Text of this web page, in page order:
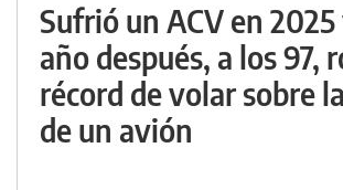
Sufrió un ACV en 2025
año después, a los 97,
récord de volar sobre
de un avión